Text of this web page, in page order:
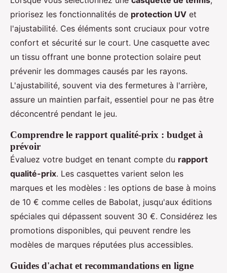
priorisez les fonctionnalités de protection UV et
l'ajustabilité. Ces éléments sont cruciaux pour votre
confort et sécurité sur le court. Une casquette avec
un tissu offrant une bonne protection solaire peut
prévenir les dommages causés par les rayons.
L'ajustabilité, souvent via des fermetures à l'arrière,
assure un maintien parfait, essentiel pour ne pas être
déconcentré pendant le jeu.
Comprendre le rapport qualité-prix : budget à
prévoir
Évaluez votre budget en tenant compte du rapport
qualité-prix. Les casquettes varient selon les
marques et les modèles : les options de base à moins
de 10 € comme celles de Babolat, jusqu'aux éditions
spéciales qui dépassent souvent 30 €. Considérez les
promotions disponibles, qui peuvent rendre les
modèles de marques réputées plus accessibles.
Guides d'achat et recommandations en ligne